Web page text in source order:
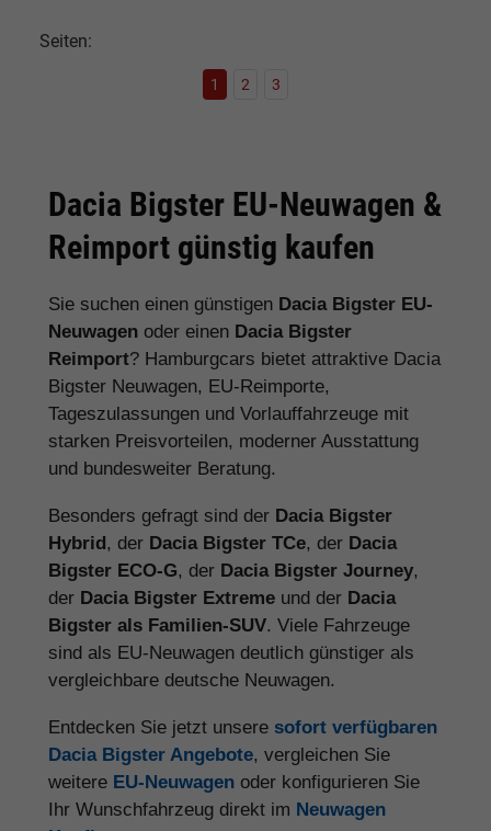
Seiten:
1 2 3
Dacia Bigster EU-Neuwagen &
Reimport günstig kaufen
Sie suchen einen günstigen Dacia Bigster EU-
Neuwagen oder einen Dacia Bigster
Reimport? Hamburgcars bietet attraktive Dacia
Bigster Neuwagen, EU-Reimporte,
Tageszulassungen und Vorlauffahrzeuge mit
starken Preisvorteilen, moderner Ausstattung
und bundesweiter Beratung.
Besonders gefragt sind der Dacia Bigster
Hybrid, der Dacia Bigster TCe, der Dacia
Bigster ECO-G, der Dacia Bigster Journey,
der Dacia Bigster Extreme und der Dacia
Bigster als Familien-SUV. Viele Fahrzeuge
sind als EU-Neuwagen deutlich günstiger als
vergleichbare deutsche Neuwagen.
Entdecken Sie jetzt unsere sofort verfügbaren
Dacia Bigster Angebote, vergleichen Sie
weitere EU-Neuwagen oder konfigurieren Sie
Ihr Wunschfahrzeug direkt im Neuwagen